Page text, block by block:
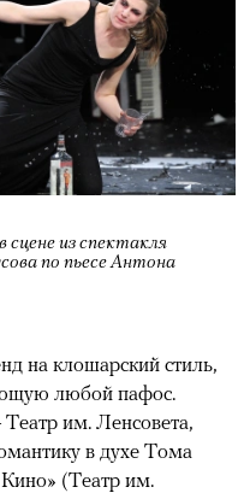
из спектакля
по пьесе Антона
на клошарский стиль,
любой пафос.
им. Ленсовета,
в духе Тома
Кино» (Театр им.